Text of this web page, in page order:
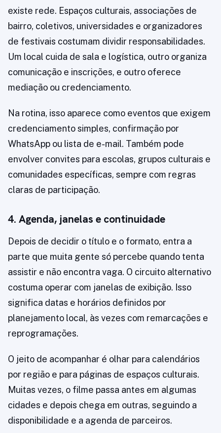
existe rede. Espaços culturais, associações de
bairro, coletivos, universidades e organizadores
de festivais costumam dividir responsabilidades.
Um local cuida de sala e logística, outro organiza
comunicação e inscrições, e outro oferece
mediação ou credenciamento.
Na rotina, isso aparece como eventos que exigem
credenciamento simples, confirmação por
WhatsApp ou lista de e-mail. Também pode
envolver convites para escolas, grupos culturais e
comunidades específicas, sempre com regras
claras de participação.
4. Agenda, janelas e continuidade
Depois de decidir o título e o formato, entra a
parte que muita gente só percebe quando tenta
assistir e não encontra vaga. O circuito alternativo
costuma operar com janelas de exibição. Isso
significa datas e horários definidos por
planejamento local, às vezes com remarcações e
reprogramações.
O jeito de acompanhar é olhar para calendários
por região e para páginas de espaços culturais.
Muitas vezes, o filme passa antes em algumas
cidades e depois chega em outras, seguindo a
disponibilidade e a agenda de parceiros.